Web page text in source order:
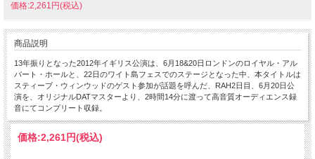
価格:2,261円(税込)
商品説明
13年振りとなった2012年イギリス公演は、6月18&20日ロンドンのロイヤル・アル
バート・ホールと、22日のワイト島フェスでのステージとなった中、本タイトルは
スティーブ・ウィンウッドのゲスト参加が話題を呼んだ、RAH2日目、6月20日公
演を、オリジナルDATマスターより、2時間14分に渡って高音質オーディエンス録
音にてコンプリート収録。
価格:2,261円(税込)